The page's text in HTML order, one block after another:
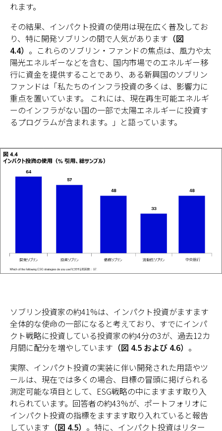
れます。
その結果、インパクト投資の使用は現在広く普及してお
り、特に開発ソブリンの間で人気があります （図
4.4） 。これらのソブリン・ファンドの焦点は、風力や太
陽光エネルギーなどを含む、国内市場でのエネルギー移
行に資金を提供することであり、ある新興国のソブリン
ファンドは「私たちのインフラ投資の多くは、影響力に
重点を置いています。 これには、現在再生可能エネルギ
ーのインフラがない国の一部で太陽エネルギーに投資す
るプログラムが含まれます。」と語っています。
ソブリン投資家の約41%は、インパクト投資がますます
全体的な使命の一部になると考えており、すでにインパ
クト戦略に投資している投資家の約4分の3が、過去12カ
月間に配分を増やしています （図 4.5 および 4.6） 。
実際、インパクト投資の実装に伴い開発された用語やツ
ールは、現在では多くの場合、目標の冒頭に掲げられる
測定可能な項目として、ESG戦略の中にますます取り入
れられています。回答者の約43%が、ポートフォリオに
インパクト投資の指標をますます取り入れていると報告
しています （図 4.5） 。特に、インパクト投資はリター